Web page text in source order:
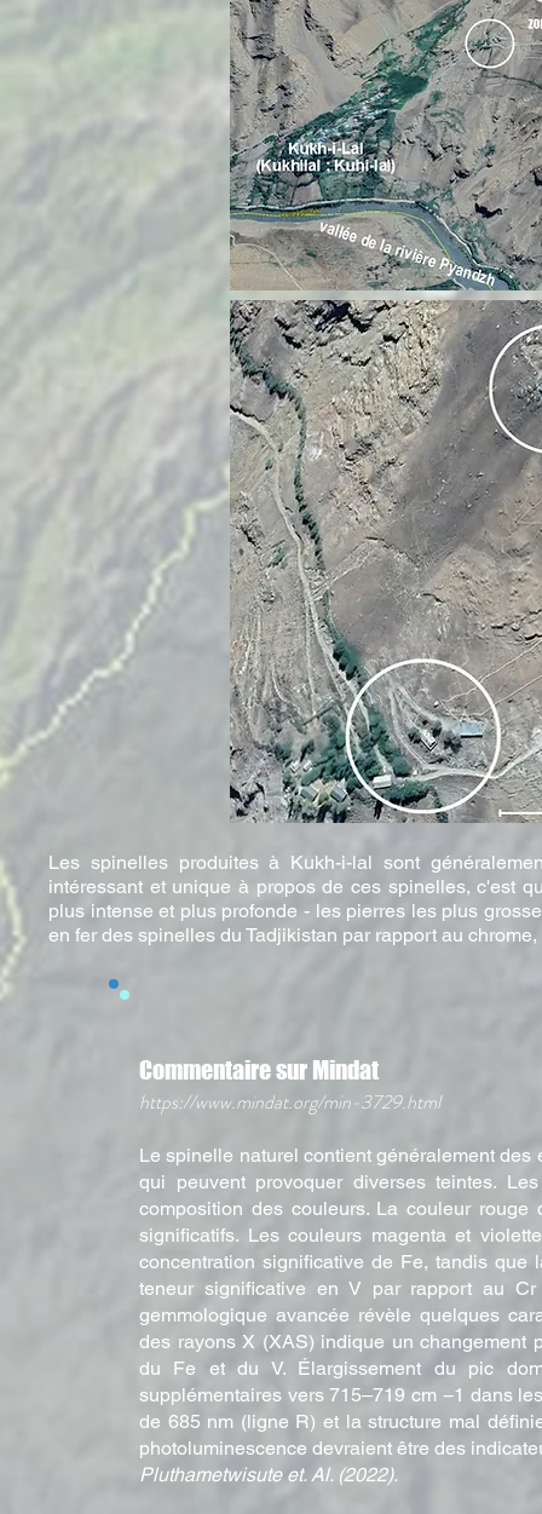
Les spinelles produites à Kukh-i-lal sont
intéressant et unique à propos de ces spinelles, c'est
plus intense et plus profonde - les pierres les plus
en fer des spinelles du Tadjikistan par rapport au
Commentaire sur Mindat
https://www.mindat.org/min-3729.html
Le spinelle naturel contient généralement des
qui peuvent provoquer diverses teintes.
composition des couleurs. La couleur
significatifs. Les couleurs magenta et
concentration significative de Fe, tandis
teneur significative en V par rapport au
gemmologique avancée révèle quelques
des rayons X (XAS) indique un changement
du Fe et du V. Élargissement du pic
supplémentaires vers 715–719 cm −1 dans
de 685 nm (ligne R) et la structure mal
photoluminescence devraient être des
Pluthametwisute et. Al. (2022).